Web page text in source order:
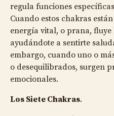
regula funciones
Cuando estos chakras
energía vital, o prana,
ayudándote a sentirte
embargo, cuando uno o
o desequilibrados, surgen
emocionales.
Los Siete Chakras.